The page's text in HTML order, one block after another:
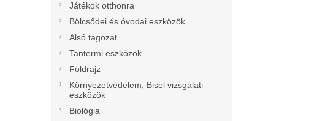
Játékok otthonra
Bölcsődei és óvodai eszközök
Alsó tagozat
Tantermi eszközök
Földrajz
Környezetvédelem, Bisel vizsgálati
eszközök
Biológia